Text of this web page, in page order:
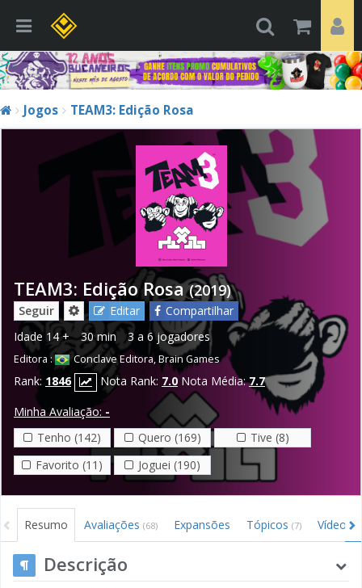
Jogos TEAM3: Edição Rosa
TEAM3: Edição Rosa (2019)
Seguir Editar
Compartilhar
Idade 14 + 30 min 3 a 6 jogadores
Editora : Conclave Editora,Brain Games
Rank: 1846 Nota Rank: 7.0 Nota Média:7.7
Minha Avaliação: -
Tenho (142)
Quero (169)
Tive (8)
Favorito (11)
Joguei (190)
Resumo Avaliações (68) Expansões Tópicos (7) Vídeos
Descrição